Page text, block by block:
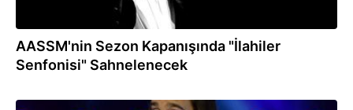
AASSM'nin Sezon Kapanışında "İlahiler
Senfonisi" Sahnelenecek